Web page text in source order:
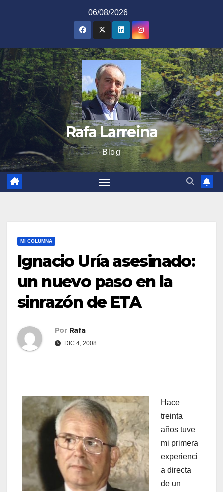
06/08/2026
Rafa Larreina
Blog
MI COLUMNA
Ignacio Urí­a asesinado:
un nuevo paso en la
sinrazón de ETA
Por Rafa
DIC 4, 2008
Hace
treinta
años tuve
mi primera
experienci
a directa
de un